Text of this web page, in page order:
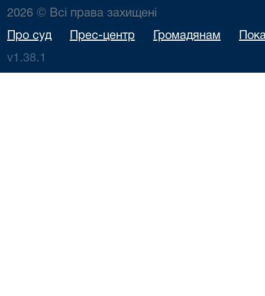
2026 © Всі права захищені
Про суд Прес-центр Громадянам
v1.38.1